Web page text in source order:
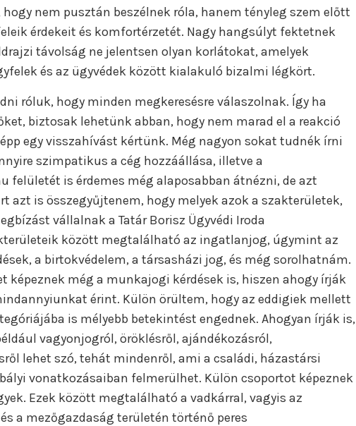
nem pusztán beszélnek róla, hanem tényleg szem előtt
érdekeit és komfortérzetét. Nagy hangsúlyt fektetnek
távolság ne jelentsen olyan korlátokat, amelyek
és az ügyvédek között kialakuló bizalmi légkört.
róluk, hogy minden megkeresésre válaszolnak. Így ha
biztosak lehetünk abban, hogy nem marad el a reakció
egy visszahívást kértünk. Még nagyon sokat tudnék írni
szimpatikus a cég hozzáállása, illetve a
felületét is érdemes még alaposabban átnézni, de azt
azt is összegyűjtenem, hogy melyek azok a szakterületek,
vállalnak a Tatár Borisz Ügyvédi Iroda
között megtalálható az ingatlanjog, úgymint az
a birtokvédelem, a társasházi jog, és még sorolhatnám.
képeznek még a munkajogi kérdések is, hiszen ahogy írják
érint. Külön örültem, hogy az eddigiek mellett
is mélyebb betekintést engednek. Ahogyan írják is,
vagyonjogról, öröklésről, ajándékozásról,
lehet szó, tehát mindenről, ami a családi, házastársi
vonatkozásaiban felmerülhet. Külön csoportot képeznek
Ezek között megtalálható a vadkárral, vagyis az
a mezőgazdaság területén történő peres